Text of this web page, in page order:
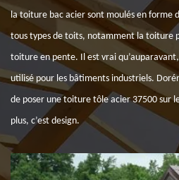
la toiture bac acier sont moulés en forme
tous types de toits, notamment la toiture
toiture en pente. Il est vrai
utilisé pour les bâtiments industriels.
de poser une toiture tôle acier 37500 sur
plus, c’est design.